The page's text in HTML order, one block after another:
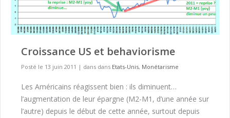
Croissance US et behaviorisme
Posté le 13 juin 2011 | dans dans Etats-Unis, Monétarisme
Les Américains réagissent bien : ils diminuent…
l’augmentation de leur épargne (M2-M1, d’une année sur
l’autre) depuis le début de cette année, surtout depuis